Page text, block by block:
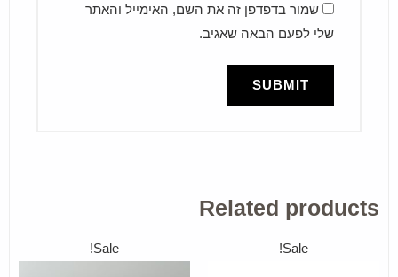
שמור בדפדפן זה את השם, האימייל והאתר
שלי לפעם הבאה שאגיב.
Related products
Sale!
Sale!